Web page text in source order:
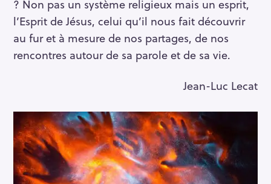
? Non pas un système religieux mais un esprit,
l’Esprit de Jésus, celui qu’il nous fait découvrir
au fur et à mesure de nos partages, de nos
rencontres autour de sa parole et de sa vie.
Jean-Luc Lecat
R